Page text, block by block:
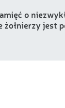
o
żołnierzy jest